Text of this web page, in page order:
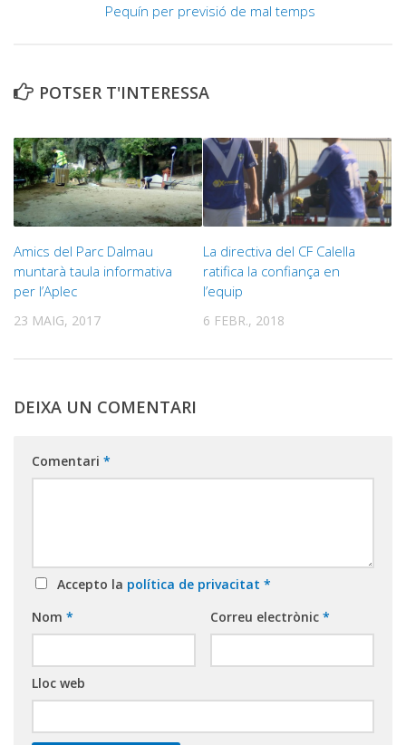
Pequín per previsió de mal temps
POTSER T'INTERESSA
Amics del Parc Dalmau
muntarà taula informativa
per l’Aplec
23 MAIG, 2017
La directiva del CF Calella
ratifica la confiança en
l’equip
6 FEBR., 2018
DEIXA UN COMENTARI
Comentari *
Accepto la política de privacitat *
Nom * Correu electrònic *
Lloc web